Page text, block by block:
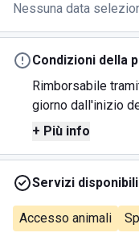
Nessuna data
Condizioni della
Rimborsabile
giorno dall'inizio
+ Più info
Servizi disponibili
Accesso animali